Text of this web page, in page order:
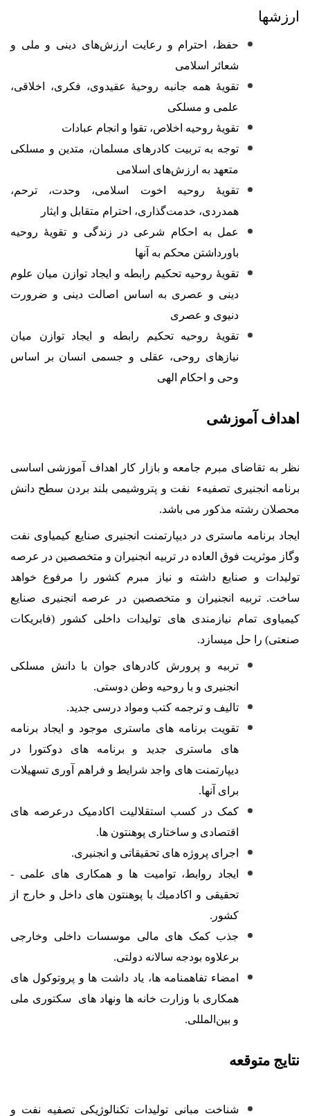
ارزشها
حفظ، احترام و رعایت ارزش‌های دینی و ملی و
شعائر اسلامی
تقویۀ همه جانبه روحیۀ عقیدوی، فکری، اخلاقی،
علمی و مسلکی
تقویۀ روحیه اخلاص، تقوا و انجام عبادات
توجه به تربیت کادرهای مسلمان، متدین و مسلکی
متعهد به ارزش‌های اسلامی
تقویۀ روحیه اخوت اسلامی، وحدت، ترحم،
همدردی، خدمت‌گذاری، احترام متقابل و ایثار
عمل به احکام شرعی در زند‌گی و تقویۀ روحیه
باورداشتن محکم به آنها
تقویۀ روحیه تحکیم رابطه و ایجاد توازن میان علوم
دینی و عصری به اساس اصالت دینی و ضرورت
دنیوی و عصری
تقویۀ روحیه تحکیم رابطه و ایجاد توازن میان
نیازهای روحی، عقلی و جسمی انسان بر اساس
وحی و احکام الهی
اهداف آموزشی
نظر به تقاضای مبرم جامعه و بازار کار اهداف آموزشی اساسی
برنامه انجنیری تصفیهء نفت و پتروشیمی بلند بردن سطح دانش
محصلان رشته مذکور می باشد.
ايجاد برنامه ماستری در ديپارتمنت انجنیری صنایع کیمیاوی نفت
وگاز موثريت فوق العاده در تربيه انجنيران و متخصصين در عرصه
توليدات و صنايع داشته و نياز مبرم کشور را مرفوع خواهد
ساخت. تربيه انجنيران و متخصصين در عرصه انجنيری صنايع
کيمياوی تمام نيازمندی های توليدات داخلی کشور (فابريکات
صنعتی) را حل ميسازد.
تربیه و پرورش كادرهای جوان با دانش مسلكی
انجنیری و با روحیه وطن دوستی.
تالیف و ترجمه كتب ومواد درسی جدید.
تقویت برنامه های ماستری موجود و ایجاد برنامه
های ماستری جدید و برنامه های دوکتورا در
دیپارتمنت های واجد شرایط و فراهم آوری تسهیلات
برای آنها.
کمک در کسب استقلالیت اکادمیک درعرصه های
اقتصادی و ساختاری پوهنتون ها.
اجرای پروژه های تحقیقاتی و انجنیری.
ایجاد روابط، توامیت ها و همكاری های علمی -
تحقیقی و اكادمیك با پوهنتون های داخل و خارج از
كشور .
جذب کمک های مالی موسسات داخلی وخارجی
برعلاوه بودجه سالانه دولتی.
امضاء تفاهمنامه ها، یاد داشت ها و پروتوكول های
همكاری با وزارت خانه ها ونهاد های سكتوری ملی
و بین المللی.
نتایج متوقعه
شناخت مبانی تولیدات تکنالوژیکی تصفیه نفت و